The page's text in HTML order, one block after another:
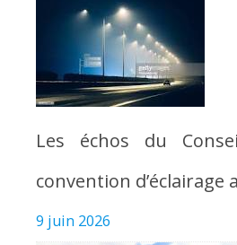
Les échos du
convention d’éclairage
9 juin 2026